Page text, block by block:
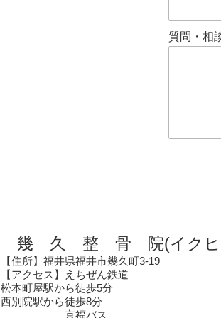
質問・相
幾 久 整 骨 院(イクヒ
【住所】福井県福井市幾久町3-19
【アクセス】えちぜん鉄道
松本町屋駅から徒歩5分
西別院駅から徒歩8分
京福バス